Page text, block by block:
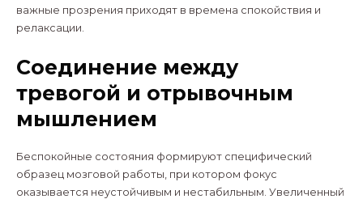
важные прозрения приходят в времена спокойствия и
релаксации.
Соединение между
тревогой и отрывочным
мышлением
Беспокойные состояния формируют специфический
образец мозговой работы, при котором фокус
оказывается неустойчивым и нестабильным. Увеличенный